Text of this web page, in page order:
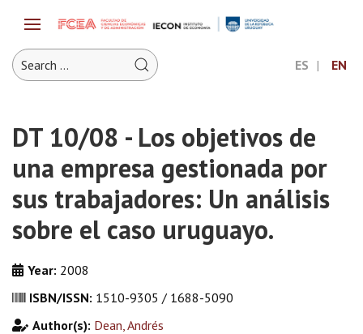
ES EN
DT 10/08 - Los objetivos de
una empresa gestionada por
sus trabajadores: Un análisis
sobre el caso uruguayo.
Year: 2008
ISBN/ISSN: 1510-9305 / 1688-5090
Author(s): Dean, Andrés